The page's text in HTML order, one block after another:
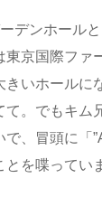
デンホール
東京国際ファ
きいホールに
て。でもキム
、冒頭に「
を喋ってい